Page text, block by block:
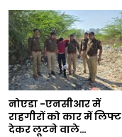
नोएडा -एनसीआर में
राहगीरों को कार में लिफ्ट
देकर लूटने वाले…